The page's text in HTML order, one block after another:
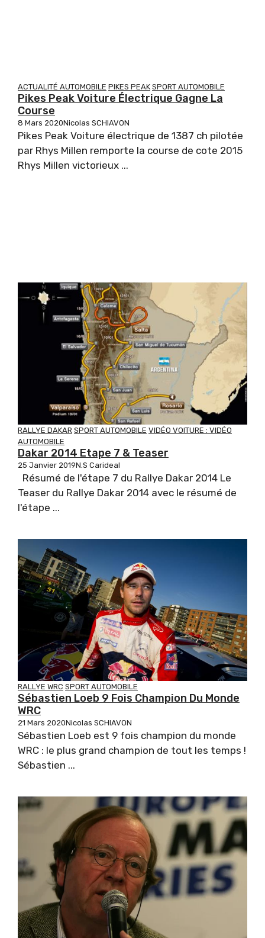
ACTUALITÉ AUTOMOBILE PIKES PEAK SPORT AUTOMOBILE
Pikes Peak Voiture Électrique Gagne La
Course
8 Mars 2020Nicolas SCHIAVON
Pikes Peak Voiture électrique de 1387 ch pilotée
par Rhys Millen remporte la course de cote 2015
Rhys Millen victorieux ...
RALLYE DAKAR SPORT AUTOMOBILE VIDÉO VOITURE : VIDÉO
AUTOMOBILE
Dakar 2014 Etape 7 & Teaser
25 Janvier 2019N.S Carideal
Résumé de l'étape 7 du Rallye Dakar 2014 Le
Teaser du Rallye Dakar 2014 avec le résumé de
l'étape ...
RALLYE WRC SPORT AUTOMOBILE
Sébastien Loeb 9 Fois Champion Du Monde
WRC
21 Mars 2020Nicolas SCHIAVON
Sébastien Loeb est 9 fois champion du monde
WRC : le plus grand champion de tout les temps !
Sébastien ...